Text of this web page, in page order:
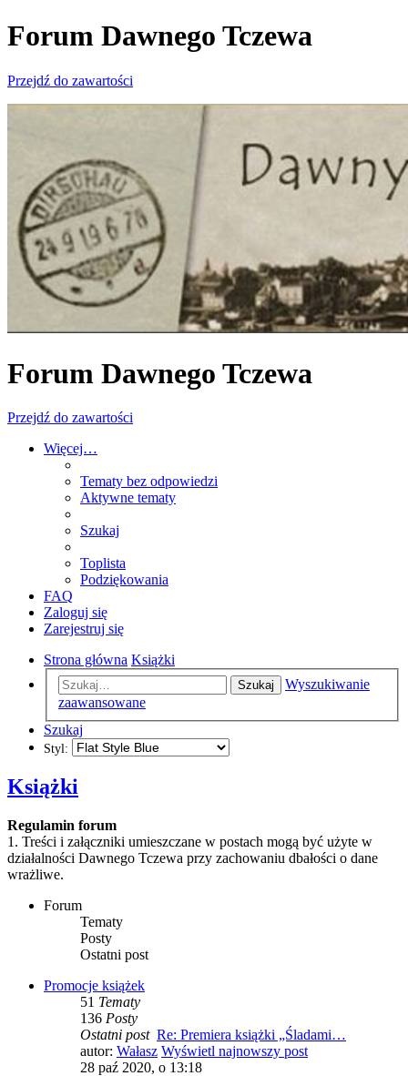
Forum Dawnego Tczewa
Przejdź do zawartości
Forum Dawnego Tczewa
Przejdź do zawartości
Więcej…
Tematy bez odpowiedzi
Aktywne tematy
Szukaj
Toplista
Podziękowania
FAQ
Zaloguj się
Zarejestruj się
Strona główna Książki
Szukaj
Wyszukiwanie
zaawansowane
Szukaj
Styl:
Książki
Regulamin forum
1. Treści i załączniki umieszczane w postach mogą być użyte w
działalności Dawnego Tczewa przy zachowaniu dbałości o dane
wrażliwe.
Forum
Tematy
Posty
Ostatni post
Promocje książek
51 Tematy
136 Posty
Ostatni post Re: Premiera książki „Śladami…
autor: Wałasz Wyświetl najnowszy post
28 paź 2020, o 13:18